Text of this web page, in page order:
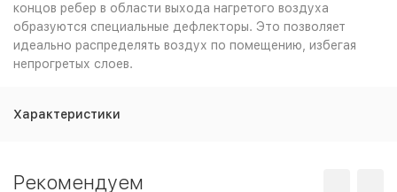
концов ребер в области выхода нагретого воздуха
образуются специальные дефлекторы. Это позволяет
идеально распределять воздух по помещению, избегая
непрогретых слоев.
Характеристики
Рекомендуем